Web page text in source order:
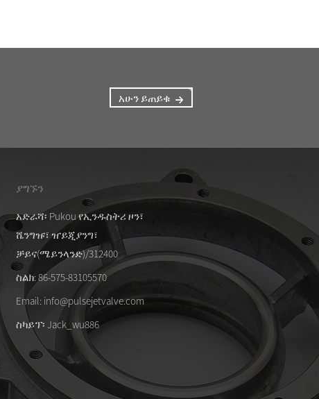
አሁን ይጠይቁ
16/04/26
ብቁ የሆኑ የዲኤምኤፍ-ዚ-40ኤስ ዲያፍራም
ኪቶች
13/04/26
የ pulse ቫልቭ እና ዲያፍራም ኪቶች ለ... ዝግጁ
ናቸው።
ለ ASCO SCG353A044
ያግኙን
አድራሻ፡ Pukou የኢንዱስትሪ ዞን፣
ሼንግዡ፣ ዠይጂያንግ፣
ቻይና(ሜይንላንድ)/312400
ስልክ: 86-575-83105570
Email: info@pulsejetvalve.com
ስካይፕ፡ Jack_wu886